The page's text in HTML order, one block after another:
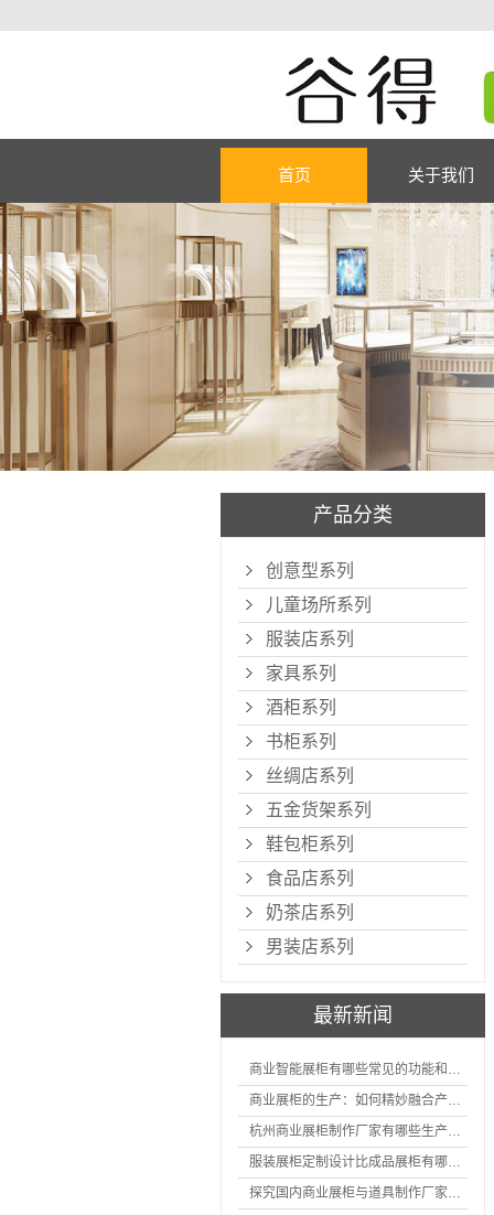
首页 关于我们
产品分类
创意型系列
儿童场所系列
服装店系列
家具系列
酒柜系列
书柜系列
丝绸店系列
五金货架系列
鞋包柜系列
食品店系列
奶茶店系列
男装店系列
最新新闻
商业智能展柜有哪些常见的功能和神奇之处
商业展柜的生产：如何精妙融合产品特性的艺术探索
杭州商业展柜制作厂家有哪些生产的优势？
服装展柜定制设计比成品展柜有哪些优势
探究国内商业展柜与道具制作厂家的技术实力如何